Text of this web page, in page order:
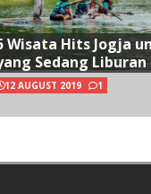
Wisata Hits Jogja
Sedang Liburan
12 AUGUST 2019 1